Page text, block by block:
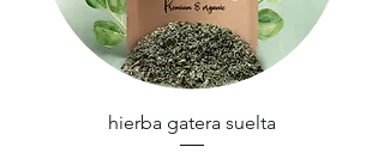
hierba gatera suelta